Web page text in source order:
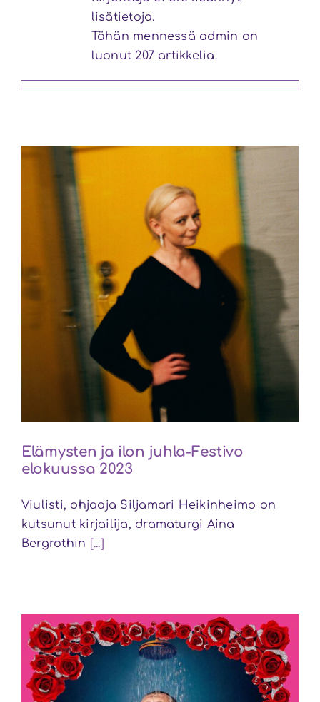
lisätietoja.
Tähän mennessä admin on
luonut 207 artikkelia.
Elämysten ja ilon juhla-Festivo
elokuussa 2023
Viulisti, ohjaaja Siljamari Heikinheimo on
kutsunut kirjailija, dramaturgi Aina
Bergrothin [...]